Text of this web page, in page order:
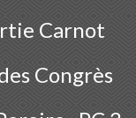
Carnot
Congrès